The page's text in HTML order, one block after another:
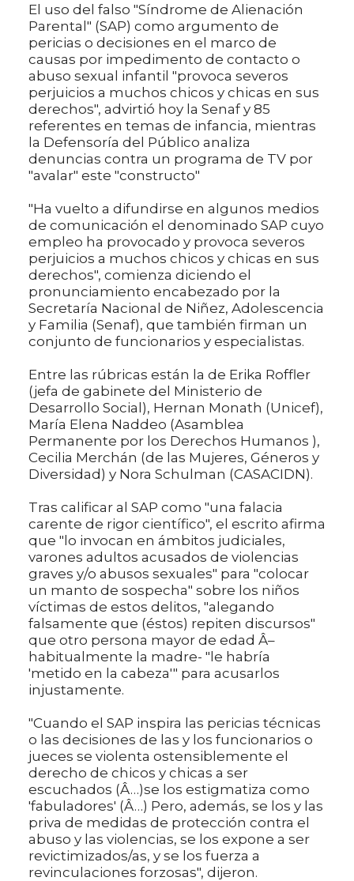
El uso del falso "Síndrome de Alienación
Parental" (SAP) como argumento de
pericias o decisiones en el marco de
causas por impedimento de contacto o
abuso sexual infantil "provoca severos
perjuicios a muchos chicos y chicas en sus
derechos", advirtió hoy la Senaf y 85
referentes en temas de infancia, mientras
la Defensoría del Público analiza
denuncias contra un programa de TV por
"avalar" este "constructo"
"Ha vuelto a difundirse en algunos medios
de comunicación el denominado SAP cuyo
empleo ha provocado y provoca severos
perjuicios a muchos chicos y chicas en sus
derechos", comienza diciendo el
pronunciamiento encabezado por la
Secretaría Nacional de Niñez, Adolescencia
y Familia (Senaf), que también firman un
conjunto de funcionarios y especialistas.
Entre las rúbricas están la de Erika Roffler
(jefa de gabinete del Ministerio de
Desarrollo Social), Hernan Monath (Unicef),
María Elena Naddeo (Asamblea
Permanente por los Derechos Humanos ),
Cecilia Merchán (de las Mujeres, Géneros y
Diversidad) y Nora Schulman (CASACIDN).
Tras calificar al SAP como "una falacia
carente de rigor científico", el escrito afirma
que "lo invocan en ámbitos judiciales,
varones adultos acusados de violencias
graves y/o abusos sexuales" para "colocar
un manto de sospecha" sobre los niños
víctimas de estos delitos, "alegando
falsamente que (éstos) repiten discursos"
que otro persona mayor de edad Â–
habitualmente la madre- "le habría
'metido en la cabeza'" para acusarlos
injustamente.
"Cuando el SAP inspira las pericias técnicas
o las decisiones de las y los funcionarios o
jueces se violenta ostensiblemente el
derecho de chicos y chicas a ser
escuchados (Â…)se los estigmatiza como
'fabuladores' (Â…) Pero, además, se los y las
priva de medidas de protección contra el
abuso y las violencias, se los expone a ser
revictimizados/as, y se los fuerza a
revinculaciones forzosas", dijeron.